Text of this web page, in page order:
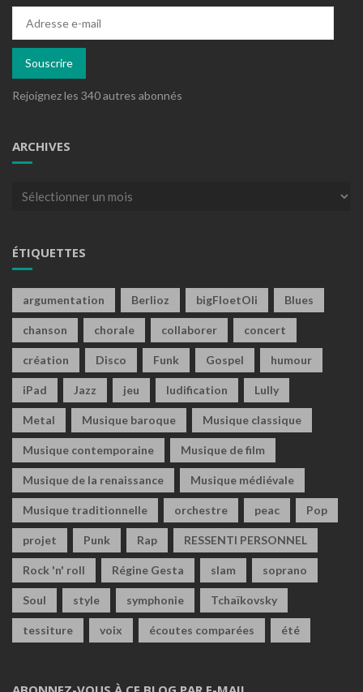
mail
Souscrire
Rejoignez les 340 autres abonnés
ARCHIVES
Archives
ÉTIQUETTES
argumentation Berlioz bigFloetOli Blues
chanson chorale collaborer concert
création Disco Funk Gospel humour
iPad Jazz jeu ludification Lully
Metal Musique baroque Musique classique
Musique contemporaine Musique de film
Musique de la renaissance Musique médiévale
Musique traditionnelle orchestre peac Pop
projet Punk Rap RESSENTI PERSONNEL
Rock 'n' roll Régine Gesta slam soprano
Soul style symphonie Tchaïkovsky
tessiture voix écoutes comparées été